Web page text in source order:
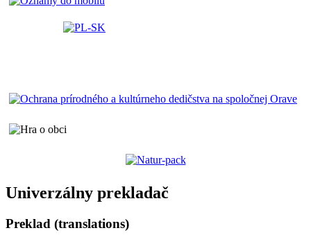
Univerzálny prekladač
Preklad (translations)